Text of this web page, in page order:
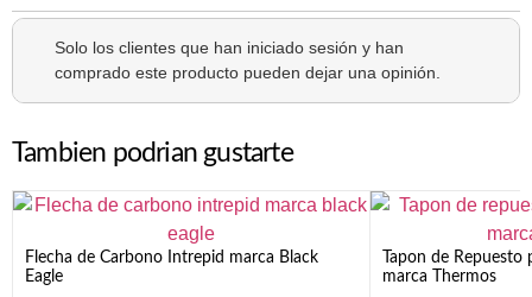
Solo los clientes que han iniciado sesión y han
comprado este producto pueden dejar una opinión.
Tambien podrian gustarte
Flecha de Carbono Intrepid marca Black
Eagle
Tapon de Repuesto
marca Thermos